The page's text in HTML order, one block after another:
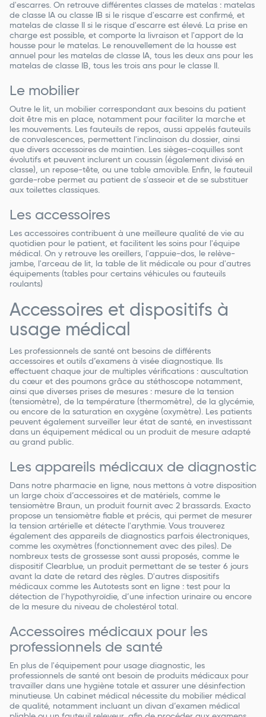
d'escarres. On retrouve différentes classes de matelas : matelas
de classe IA ou classe IB si le risque d'escarre est confirmé, et
matelas de classe II si le risque d'escarre est élevé. La prise en
charge est possible, et comporte la livraison et l'apport de la
housse pour le matelas. Le renouvellement de la housse est
annuel pour les matelas de classe IA, tous les deux ans pour les
matelas de classe IB, tous les trois ans pour le classe II.
Le mobilier
Outre le lit, un mobilier correspondant aux besoins du patient
doit être mis en place, notamment pour faciliter la marche et
les mouvements. Les fauteuils de repos, aussi appelés fauteuils
de convalescences, permettent l'inclinaison du dossier, ainsi
que divers accessoires de maintien. Les sièges-coquilles sont
évolutifs et peuvent inclurent un coussin (également divisé en
classe), un repose-tête, ou une table amovible. Enfin, le fauteuil
garde-robe permet au patient de s'asseoir et de se substituer
aux toilettes classiques.
Les accessoires
Les accessoires contribuent à une meilleure qualité de vie au
quotidien pour le patient, et facilitent les soins pour l'équipe
médical. On y retrouve les oreillers, l'appuie-dos, le relève-
jambe, l'arceau de lit, la table de lit médicale ou pour d'autres
équipements (tables pour certains véhicules ou fauteuils
roulants)
Accessoires et dispositifs à
usage médical
Les professionnels de santé ont besoins de différents
accessoires et outils d’examens à visée diagnostique. Ils
effectuent chaque jour de multiples vérifications : auscultation
du cœur et des poumons grâce au stéthoscope notamment,
ainsi que diverses prises de mesures : mesure de la tension
(tensiomètre), de la température (thermomètre), de la glycémie,
ou encore de la saturation en oxygène (oxymètre). Les patients
peuvent également surveiller leur état de santé, en investissant
dans un équipement médical ou un produit de mesure adapté
au grand public.
Les appareils médicaux de diagnostic
Dans notre pharmacie en ligne, nous mettons à votre disposition
un large choix d’accessoires et de matériels, comme le
tensiomètre Braun, un produit fournit avec 2 brassards. Exacto
propose un tensiomètre fiable et précis, qui permet de mesurer
la tension artérielle et détecte l'arythmie. Vous trouverez
également des appareils de diagnostics parfois électroniques,
comme les oxymètres (fonctionnement avec des piles). De
nombreux tests de grossesse sont aussi proposés, comme le
dispositif Clearblue, un produit permettant de se tester 6 jours
avant la date de retard des règles. D'autres dispositifs
médicaux comme les Autotests sont en ligne : test pour la
détection de l’hypothyroïdie, d’une infection urinaire ou encore
de la mesure du niveau de cholestérol total.
Accessoires médicaux pour les
professionnels de santé
En plus de l'équipement pour usage diagnostic, les
professionnels de santé ont besoin de produits médicaux pour
travailler dans une hygiène totale et assurer une désinfection
minutieuse. Un cabinet médical nécessite du mobilier médical
de qualité, notamment incluant un divan d’examen médical